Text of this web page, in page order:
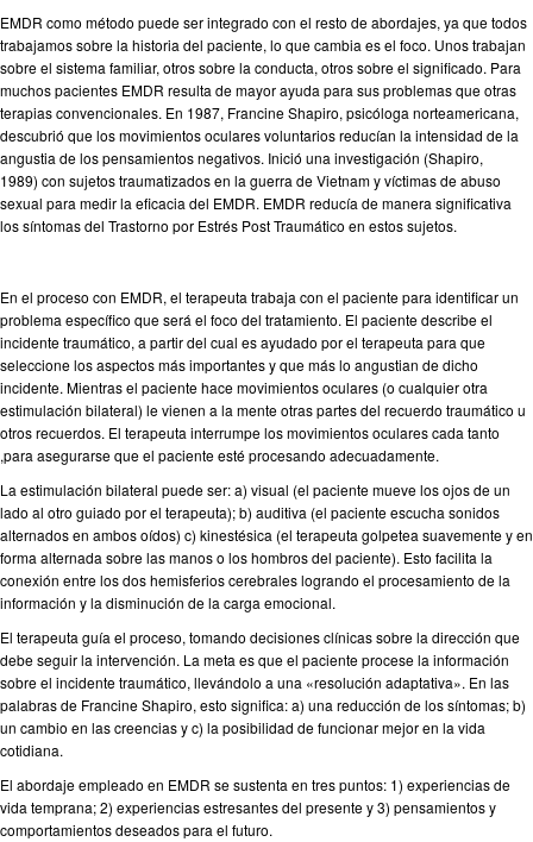
EMDR como método puede ser integrado con el resto de abordajes, ya que todos
trabajamos sobre la historia del paciente, lo que cambia es el foco. Unos trabajan
sobre el sistema familiar, otros sobre la conducta, otros sobre el significado. Para
muchos pacientes EMDR resulta de mayor ayuda para sus problemas que otras
terapias convencionales. En 1987, Francine Shapiro, psicóloga norteamericana,
descubrió que los movimientos oculares voluntarios reducían la intensidad de la
angustia de los pensamientos negativos. Inició una investigación (Shapiro,
1989) con sujetos traumatizados en la guerra de Vietnam y víctimas de abuso
sexual para medir la eficacia del EMDR. EMDR reducía de manera significativa
los síntomas del Trastorno por Estrés Post Traumático en estos sujetos.
En el proceso con EMDR, el terapeuta trabaja con el paciente para identificar un
problema específico que será el foco del tratamiento. El paciente describe el
incidente traumático, a partir del cual es ayudado por el terapeuta para que
seleccione los aspectos más importantes y que más lo angustian de dicho
incidente. Mientras el paciente hace movimientos oculares (o cualquier otra
estimulación bilateral) le vienen a la mente otras partes del recuerdo traumático u
otros recuerdos. El terapeuta interrumpe los movimientos oculares cada tanto
,para asegurarse que el paciente esté procesando adecuadamente.
La estimulación bilateral puede ser: a) visual (el paciente mueve los ojos de un
lado al otro guiado por el terapeuta); b) auditiva (el paciente escucha sonidos
alternados en ambos oídos) c) kinestésica (el terapeuta golpetea suavemente y en
forma alternada sobre las manos o los hombros del paciente). Esto facilita la
conexión entre los dos hemisferios cerebrales logrando el procesamiento de la
información y la disminución de la carga emocional.
El terapeuta guía el proceso, tomando decisiones clínicas sobre la dirección que
debe seguir la intervención. La meta es que el paciente procese la información
sobre el incidente traumático, llevándolo a una «resolución adaptativa». En las
palabras de Francine Shapiro, esto significa: a) una reducción de los síntomas; b)
un cambio en las creencias y c) la posibilidad de funcionar mejor en la vida
cotidiana.
El abordaje empleado en EMDR se sustenta en tres puntos: 1) experiencias de
vida temprana; 2) experiencias estresantes del presente y 3) pensamientos y
comportamientos deseados para el futuro.